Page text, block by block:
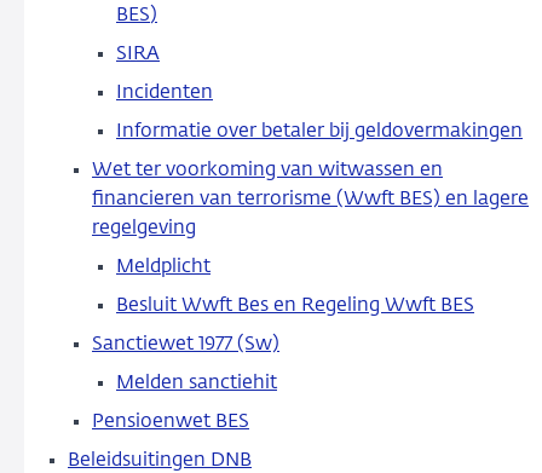
BES)
SIRA
Incidenten
Informatie over betaler bij geldovermakingen
Wet ter voorkoming van witwassen en
financieren van terrorisme (Wwft BES) en lagere
regelgeving
Meldplicht
Besluit Wwft Bes en Regeling Wwft BES
Sanctiewet 1977 (Sw)
Melden sanctiehit
Pensioenwet BES
Beleidsuitingen DNB